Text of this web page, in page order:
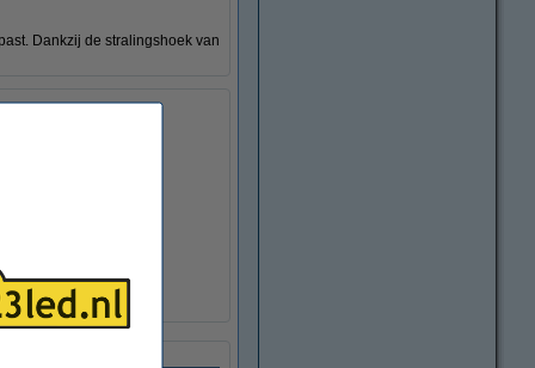
Dankzij de stralingshoek van